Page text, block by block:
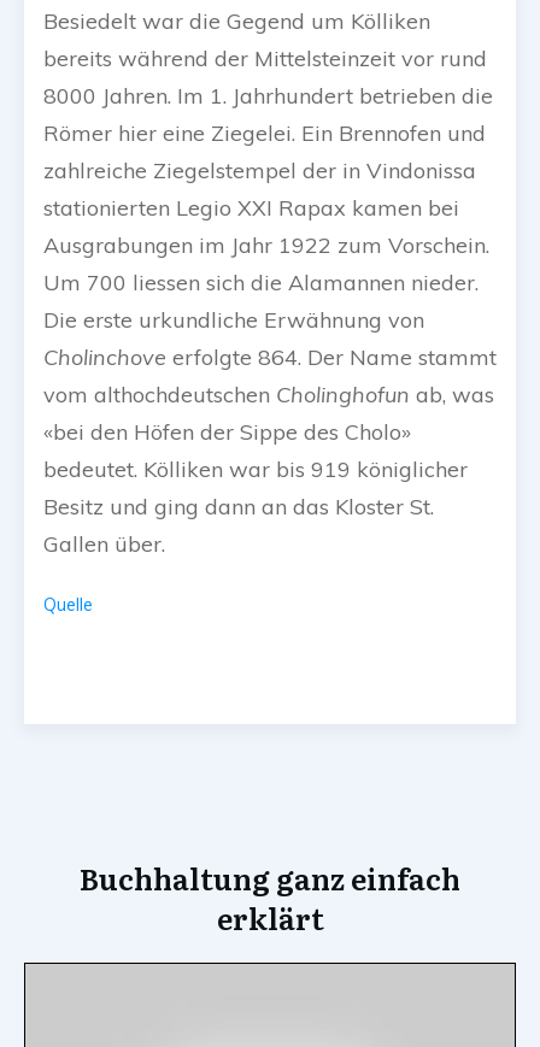
Besiedelt war die Gegend um Kölliken
bereits während der Mittelsteinzeit vor rund
8000 Jahren. Im 1. Jahrhundert betrieben die
Römer hier eine Ziegelei. Ein Brennofen und
zahlreiche Ziegelstempel der in Vindonissa
stationierten Legio XXI Rapax kamen bei
Ausgrabungen im Jahr 1922 zum Vorschein.
Um 700 liessen sich die Alamannen nieder.
Die erste urkundliche Erwähnung von
Cholinchove erfolgte 864. Der Name stammt
vom althochdeutschen Cholinghofun ab, was
«bei den Höfen der Sippe des Cholo»
bedeutet. Kölliken war bis 919 königlicher
Besitz und ging dann an das Kloster St.
Gallen über.
Quelle
Buchhaltung ganz einfach
erklärt